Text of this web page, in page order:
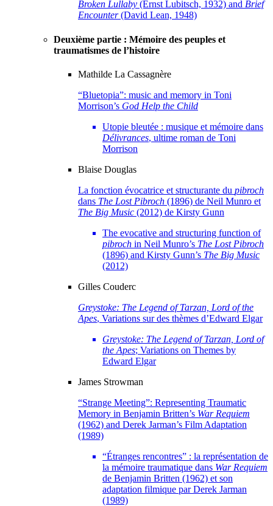
Broken Lullaby (Ernst Lubitsch, 1932) and Brief
Encounter(David Lean, 1948)
Deuxième partie : Mémoire des peuples et
traumatismes de l’histoire
Mathilde La Cassagnère
“Bluetopia”: music and memory in Toni
Morrison’s God Help the Child
Utopie bleutée : musique et mémoire dans
Délivrances, ultime roman de Toni
Morrison
Blaise Douglas
La fonction évocatrice et structurante du pibroch
dans The Lost Pibroch (1896) de Neil Munro et
The Big Music (2012) de Kirsty Gunn
The evocative and structuring function of
pibroch in Neil Munro’s The Lost Pibroch
(1896) and Kirsty Gunn’s The Big Music
(2012)
Gilles Couderc
Greystoke: The Legend of Tarzan, Lord of the
Apes, Variations sur des thèmes d’Edward Elgar
Greystoke: The Legend of Tarzan, Lord of
the Apes; Variations on Themes by
Edward Elgar
James Strowman
“Strange Meeting”: Representing Traumatic
Memory in Benjamin Britten’s War Requiem
(1962) and Derek Jarman’s Film Adaptation
(1989)
“Étranges rencontres” : la représentation de
la mémoire traumatique dans War Requiem
de Benjamin Britten (1962) et son
adaptation filmique par Derek Jarman
(1989)